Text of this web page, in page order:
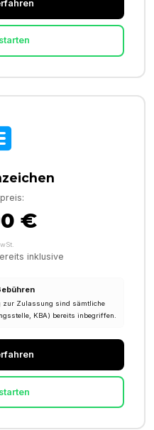
€
inklusive
zur Zulassung sind sämtliche
KBA) bereits inbegriffen.